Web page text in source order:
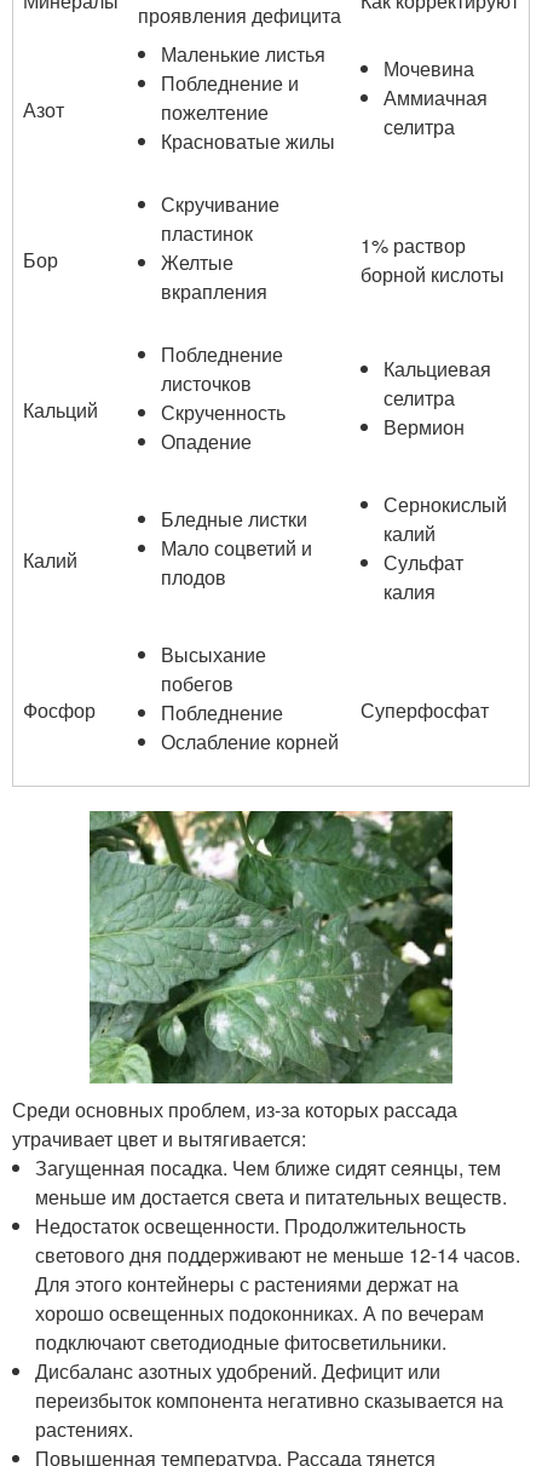
проявления дефицита
Азот
Маленькие листья
Побледнение и
пожелтение
Красноватые жилы
Мочевина
Аммиачная
селитра
Бор
Скручивание
пластинок
Желтые
вкрапления
1% раствор
борной кислоты
Кальций
Побледнение
листочков
Скрученность
Опадение
Кальциевая
селитра
Вермион
Калий
Бледные листки
Мало соцветий и
плодов
Сернокислый
калий
Сульфат
калия
Фосфор
Высыхание
побегов
Побледнение
Ослабление корней
Суперфосфат
Среди основных проблем, из-за которых рассада
утрачивает цвет и вытягивается:
Загущенная посадка. Чем ближе сидят сеянцы, тем
меньше им достается света и питательных веществ.
Недостаток освещенности. Продолжительность
светового дня поддерживают не меньше 12-14 часов.
Для этого контейнеры с растениями держат на
хорошо освещенных подоконниках. А по вечерам
подключают светодиодные фитосветильники.
Дисбаланс азотных удобрений. Дефицит или
переизбыток компонента негативно сказывается на
растениях.
Повышенная температура. Рассада тянется